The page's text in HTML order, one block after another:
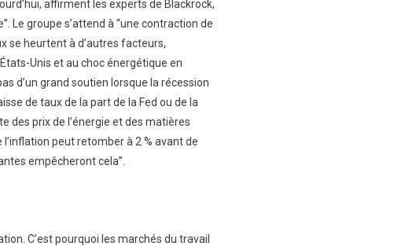
affirment les experts de Blackrock,
Le groupe s’attend à “une contraction de
se heurtent à d’autres facteurs,
Unis et au choc énergétique en
d’un grand soutien lorsque la récession
de taux de la part de la Fed ou de la
des prix de l’énergie et des matières
peut retomber à 2 % avant de
empêcheront cela”.
C’est pourquoi les marchés du travail